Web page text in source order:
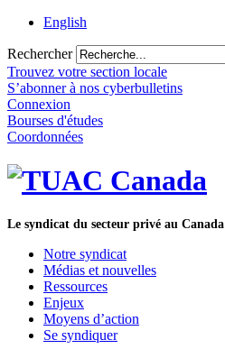
English
Rechercher
Trouvez votre section locale
S’abonner à nos cyberbulletins
Connexion
Bourses d'études
Coordonnées
Le syndicat du secteur privé au Canada
Notre syndicat
Médias et nouvelles
Ressources
Enjeux
Moyens d’action
Se syndiquer